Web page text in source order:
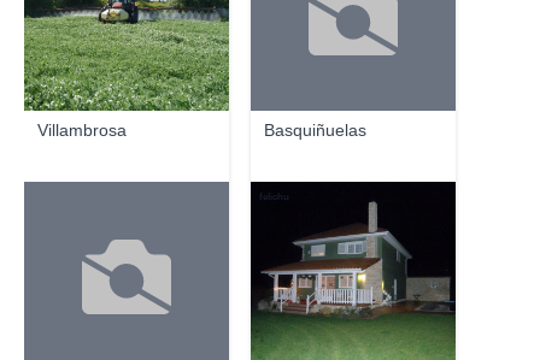
Villambrosa Basquiñuelas
felichu